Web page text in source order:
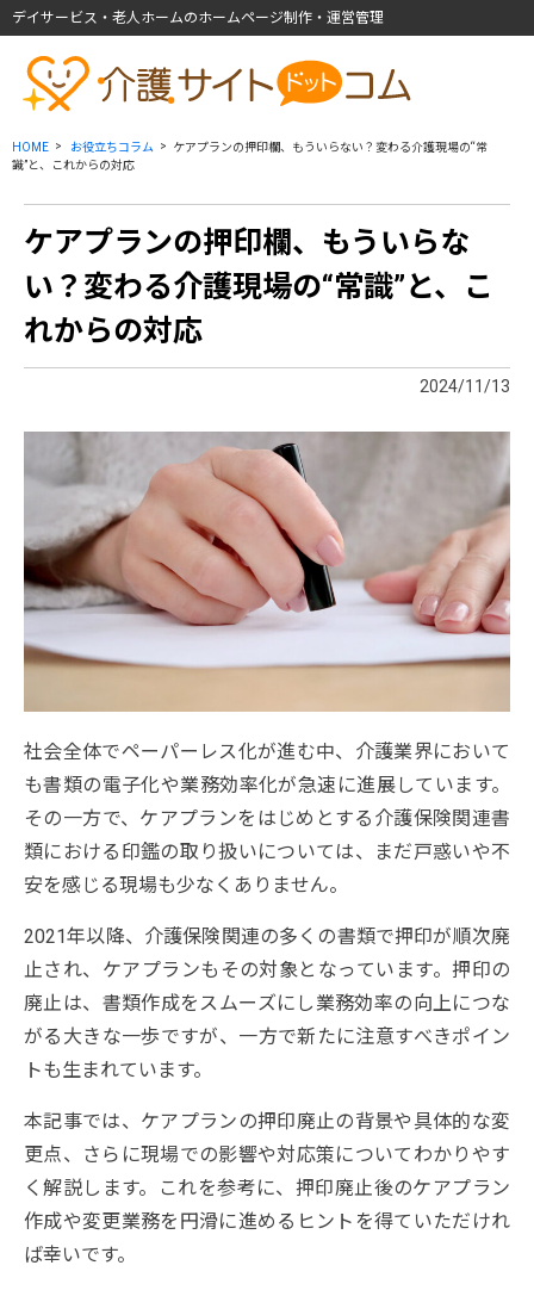
デイサービス・老人ホームのホームページ制作・運営管理
HOME お役立ちコラム
ケアプランの押印欄、もういらない？変わる介護現場の“常
識”と、これからの対応
ケアプランの押印欄、もういらな
い？変わる介護現場の“常識”と、こ
れからの対応
2024/11/13
社会全体でペーパーレス化が進む中、介護業界において
も書類の電子化や業務効率化が急速に進展しています。
その一方で、ケアプランをはじめとする介護保険関連書
類における印鑑の取り扱いについては、まだ戸惑いや不
安を感じる現場も少なくありません。
2021年以降、介護保険関連の多くの書類で押印が順次廃
止され、ケアプランもその対象となっています。押印の
廃止は、書類作成をスムーズにし業務効率の向上につな
がる大きな一歩ですが、一方で新たに注意すべきポイン
トも生まれています。
本記事では、ケアプランの押印廃止の背景や具体的な変
更点、さらに現場での影響や対応策についてわかりやす
く解説します。これを参考に、押印廃止後のケアプラン
作成や変更業務を円滑に進めるヒントを得ていただけれ
ば幸いです。